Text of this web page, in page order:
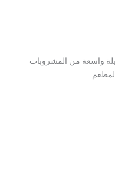
واسعة من المشروبات